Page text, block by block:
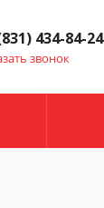
434-84-24
звонок